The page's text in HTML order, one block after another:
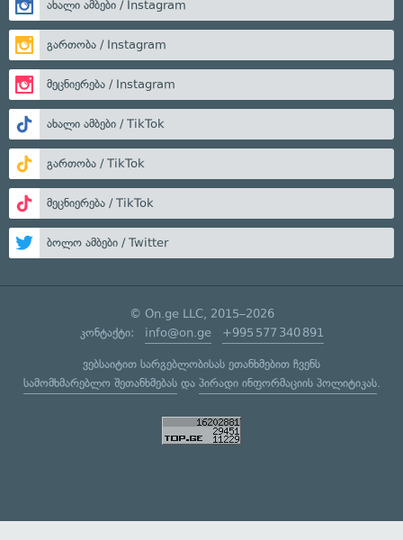
ახალი ამბები / Instagram
გართობა / Instagram
მეცნიერება / Instagram
ახალი ამბები / TikTok
გართობა / TikTok
მეცნიერება / TikTok
ბოლო ამბები / Twitter
© On.ge LLC, 2015–2026
კონტაქტი: info@on.ge +995 577 340 891
ვებსაიტით სარგებლობისას ეთანხმებით ჩვენს
სამომხმარებლო შეთანხმებასდა პირადი ინფორმაციის პოლიტიკას.